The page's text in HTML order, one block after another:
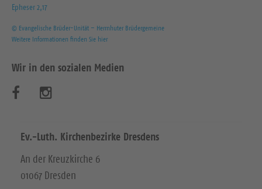
Epheser 2,17
© Evangelische Brüder-Unität – Herrnhuter Brüdergemeine
Weitere Informationen finden Sie hier
Wir in den sozialen Medien
s
u
c
s
u
c
Ev.-Luth. Kirchenbezirke Dresdens
An der Kreuzkirche 6
01067 Dresden